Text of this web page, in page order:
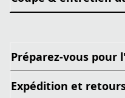
Préparez-vous pour
Expédition et